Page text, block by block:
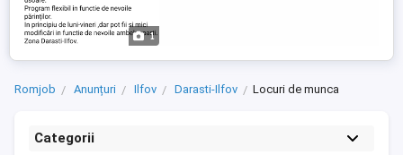
1
Romjob Anunțuri Ilfov Darasti-Ilfov Locuri de munca
Categorii